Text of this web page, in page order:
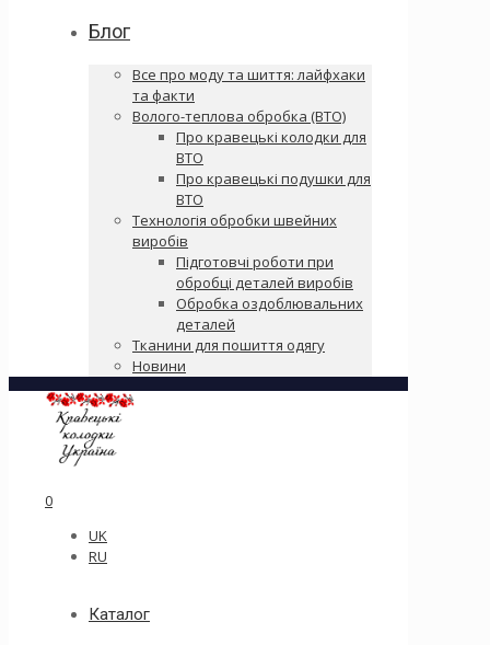
Блог
Все про моду та шиття: лайфхаки
та факти
Волого-теплова обробка (ВТО)
Про кравецькі колодки для
ВТО
Про кравецькі подушки для
ВТО
Технологія обробки швейних
виробів
Підготовчі роботи при
обробці деталей виробів
Обробка оздоблювальних
деталей
Тканини для пошиття одягу
Новини
0
UK
RU
Каталог